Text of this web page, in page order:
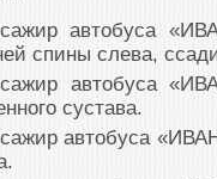
автобуса
спины слева,
автобуса
сустава.
автобуса